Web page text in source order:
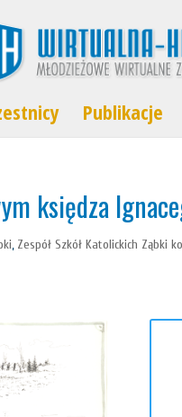
Publikacje
księdza
, Zespół Szkół Katolickich Ząbki